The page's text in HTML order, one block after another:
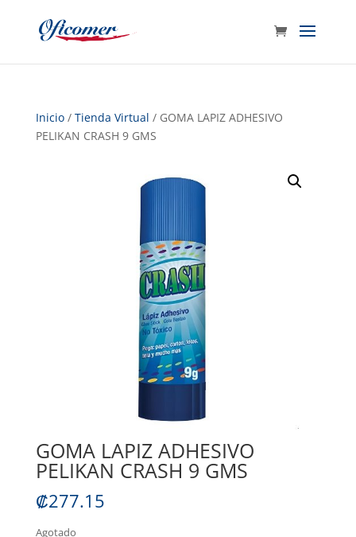
Inicio/ Tienda Virtual / GOMA LAPIZ ADHESIVO
PELIKAN CRASH 9 GMS
GOMA LAPIZ ADHESIVO
PELIKAN CRASH 9 GMS
₡277.15
Agotado